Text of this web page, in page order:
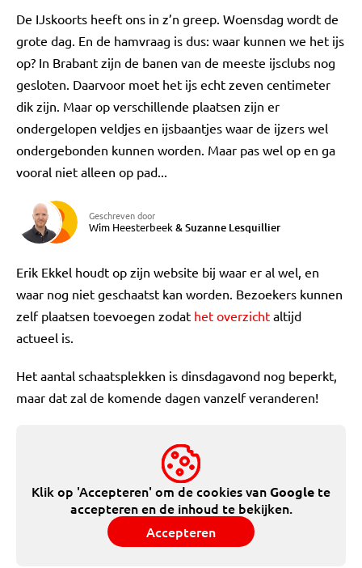
De IJskoorts heeft ons in z’n greep. Woensdag wordt de
grote dag. En de hamvraag is dus: waar kunnen we het ijs
op? In Brabant zijn de banen van de meeste ijsclubs nog
gesloten. Daarvoor moet het ijs echt zeven centimeter
dik zijn. Maar op verschillende plaatsen zijn er
ondergelopen veldjes en ijsbaantjes waar de ijzers wel
ondergebonden kunnen worden. Maar pas wel op en ga
vooral niet alleen op pad...
Geschreven door
Wim Heesterbeek &Suzanne Lesquillier
Erik Ekkel houdt op zijn website bij waar er al wel, en
waar nog niet geschaatst kan worden. Bezoekers kunnen
zelf plaatsen toevoegen zodat het overzicht altijd
actueel is.
Het aantal schaatsplekken is dinsdagavond nog beperkt,
maar dat zal de komende dagen vanzelf veranderen!
Klik op 'Accepteren' om de cookies vanGoogle te
accepteren en de inhoud te bekijken.
Accepteren